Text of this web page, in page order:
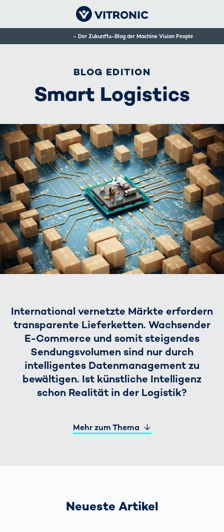
Der Zukunfts-Blog der Machine Vision People
BLOG EDITION
Smart Logistics
International vernetzte Märkte erfordern
transparente Lieferketten. Wachsender
E-Commerce und somit steigendes
Sendungsvolumen sind nur durch
intelligentes Datenmanagement zu
bewältigen. Ist künstliche Intelligenz
schon Realität in der Logistik?
Mehr zum Thema
Neueste Artikel